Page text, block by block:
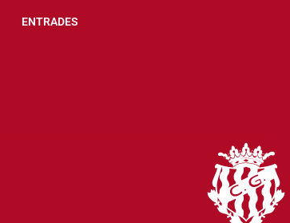
ENTRADES